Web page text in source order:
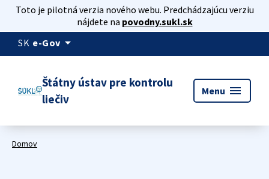
Toto je pilotná verzia nového webu. Predchádzajúcu verziu
nájdete na povodny.sukl.sk
SK e-Gov arrow_drop_down
Štátny ústav pre kontrolu
liečiv
Menu menu
Domov